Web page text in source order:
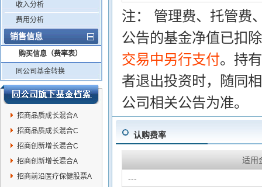
收入分析
费用分析
销售信息
购买信息（费率表）
同公司基金转换
招商品质成长混合A
招商品质成长混合C
招商创新增长混合C
招商创新增长混合A
招商前沿医疗保健股票A
注： 管理费、托管费
公告的基金净值已扣
交易中另行支付。持
者退出投资时，随同
公司相关公告为准。
认购费率
适用
---